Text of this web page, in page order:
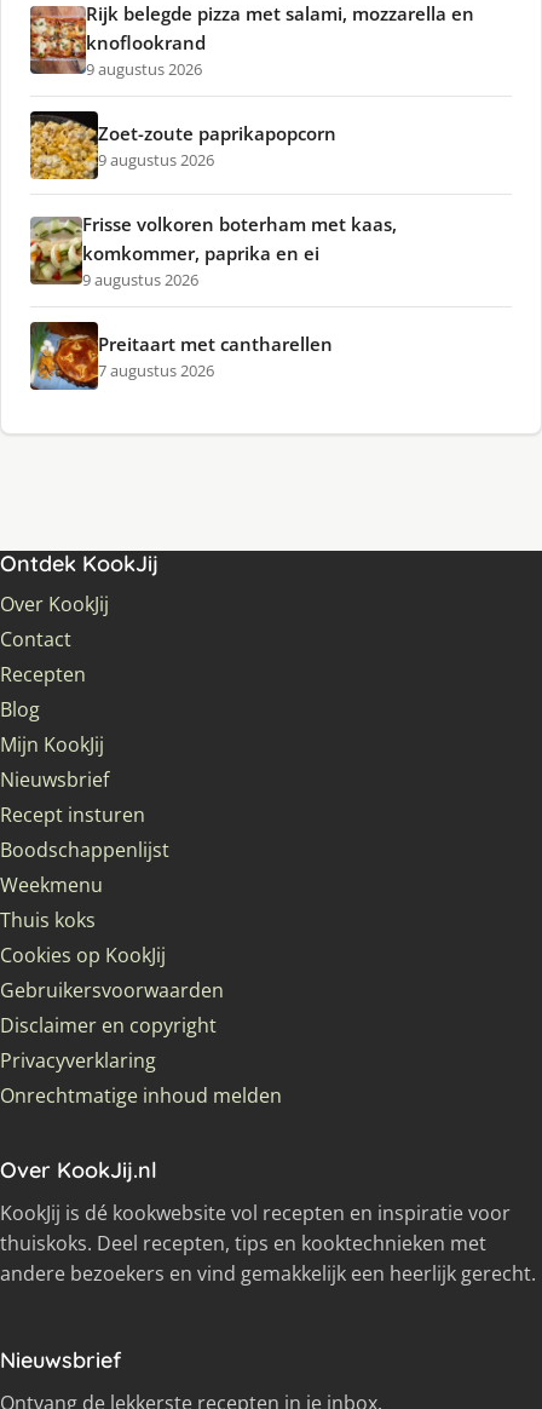
Rijk belegde pizza met salami, mozzarella en
knoflookrand
9 augustus 2026
Zoet-zoute paprikapopcorn
9 augustus 2026
Frisse volkoren boterham met kaas,
komkommer, paprika en ei
9 augustus 2026
Preitaart met cantharellen
7 augustus 2026
Ontdek KookJij
Over KookJij
Contact
Recepten
Blog
Mijn KookJij
Nieuwsbrief
Recept insturen
Boodschappenlijst
Weekmenu
Thuis koks
Cookies op KookJij
Gebruikersvoorwaarden
Disclaimer en copyright
Privacyverklaring
Onrechtmatige inhoud melden
Over KookJij.nl
KookJij is dé kookwebsite vol recepten en inspiratie voor
thuiskoks. Deel recepten, tips en kooktechnieken met
andere bezoekers en vind gemakkelijk een heerlijk gerecht.
Nieuwsbrief
Ontvang de lekkerste recepten in je inbox.